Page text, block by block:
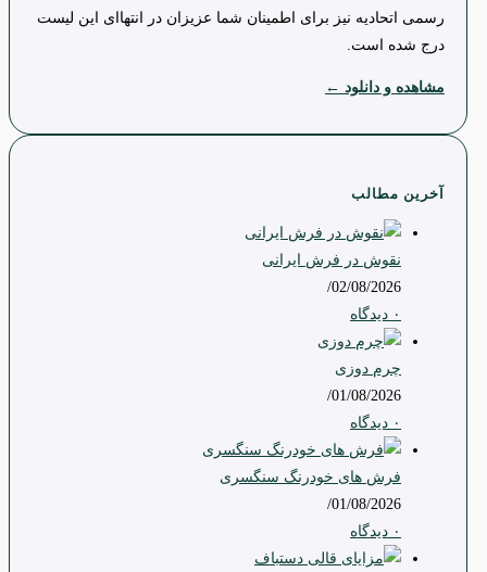
رسمی اتحادیه نیز برای اطمینان شما عزیزان در انتهاای این لیست
درج شده است.
مشاهده و دانلود ←
آخرین مطالب
نقوش در فرش ایرانی
02/08/2026
/
۰ دیدگاه
چرم دوزی
01/08/2026
/
۰ دیدگاه
فرش های خودرنگ سنگسری
01/08/2026
/
۰ دیدگاه